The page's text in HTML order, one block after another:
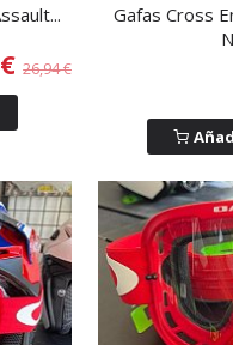
€26,94 €
Gafas Cross